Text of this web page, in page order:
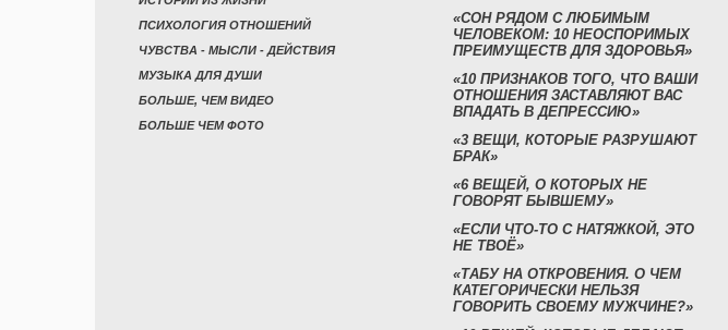
ПСИХОЛОГИЯ ОТНОШЕНИЙ
ЧУВСТВА - МЫСЛИ - ДЕЙСТВИЯ
МУЗЫКА ДЛЯ ДУШИ
БОЛЬШЕ, ЧЕМ ВИДЕО
БОЛЬШЕ ЧЕМ ФОТО
«СОН РЯДОМ С ЛЮБИМЫМ
ЧЕЛОВЕКОМ: 10 НЕОСПОРИМЫХ
ПРЕИМУЩЕСТВ ДЛЯ ЗДОРОВЬЯ»
«10 ПРИЗНАКОВ ТОГО, ЧТО ВАШИ
ОТНОШЕНИЯ ЗАСТАВЛЯЮТ ВАС
ВПАДАТЬ В ДЕПРЕССИЮ»
«3 ВЕЩИ, КОТОРЫЕ РАЗРУШАЮТ
БРАК»
«6 ВЕЩЕЙ, О КОТОРЫХ НЕ
ГОВОРЯТ БЫВШЕМУ»
«ЕСЛИ ЧТО-ТО С НАТЯЖКОЙ, ЭТО
НЕ ТВОЁ»
«ТАБУ НА ОТКРОВЕНИЯ. О ЧЕМ
КАТЕГОРИЧЕСКИ НЕЛЬЗЯ
ГОВОРИТЬ СВОЕМУ МУЖЧИНЕ?»